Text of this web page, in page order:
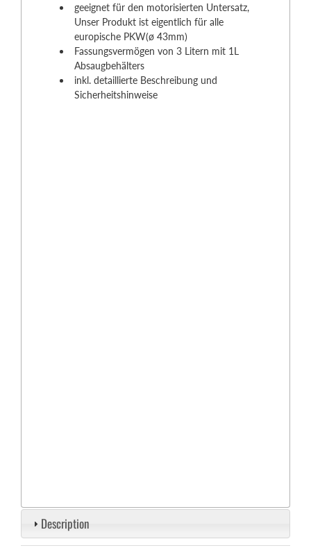
geeignet für den motorisierten Untersatz,
Unser Produkt ist eigentlich für alle
europische PKW(ø 43mm)
Fassungsvermögen von 3 Litern mit 1L
Absaugbehälters
inkl. detaillierte Beschreibung und
Sicherheitshinweise
Description